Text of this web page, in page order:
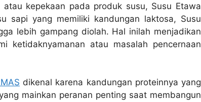
kepekaan pada produk susu, Susu Etawa
sapi yang memiliki kandungan laktosa, Susu
lebih gampang diolah. Hal inilah menjadikan
ketidaknyamanan atau masalah pencernaan
dikenal karena kandungan proteinnya yang
mainkan peranan penting saat membangun